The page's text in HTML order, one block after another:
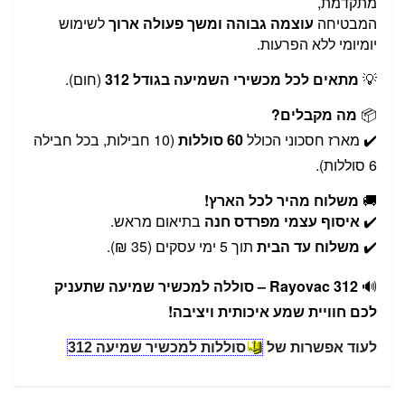
המבטיחה עוצמה גבוהה ומשך פעולה ארוךלשימוש
יומיומי ללא הפרעות.
💡 מתאים לכל מכשירי השמיעה בגודל 312
(חום).
📦 מה מקבלים?
✔️ מארז חסכוני הכולל60 סוללות
(10 חבילות, בכל חבילה
6 סוללות).
🚚 משלוח מהיר לכל הארץ!
✔️איסוף עצמי מפרדס חנה בתיאום מראש.
✔️ משלוח עד הבית תוך 5 ימי עסקים (35 ₪).
🔊
Rayovac 312 – סוללה למכשיר שמיעה שתעניק
לכם חוויית שמע איכותית ויציבה!
לעוד אפשרות של סוללות למכשיר שמיעה 312